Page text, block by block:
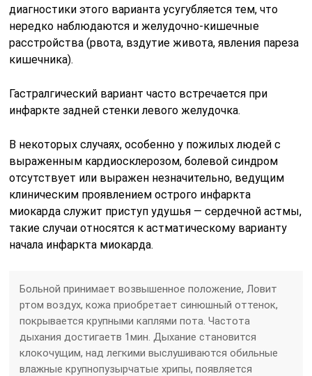
диагностики этого варианта усугубляется тем, что
нередко наблюдаются и желудочно-кишечные
расстройства (рвота, вздутие живота, явления пареза
кишечника).
Гастралгический вариант часто встречается при
инфаркте задней стенки левого желудочка.
В некоторых случаях, особенно у пожилых людей с
выраженным кардиосклерозом, болевой синдром
отсутствует или выражен незначительно, ведущим
клиническим проявлением острого инфаркта
миокарда служит приступ удушья — сердечной астмы,
такие случаи относятся к астматическому варианту
начала инфаркта миокарда.
Больной принимает возвышенное положение, Ловит
ртом воздух, кожа приобретает синюшный оттенок,
покрывается крупными каплями пота. Частота
дыхания достигаетв 1мин. Дыхание становится
клокочущим, над легкими выслушиваются обильные
влажные крупнопузырчатые хрипы, появляется